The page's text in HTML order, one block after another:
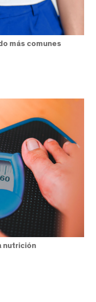
más comunes
nutrición